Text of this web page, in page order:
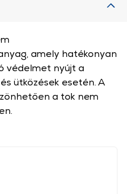
amely hatékonyan
védelmet nyújt a
ütközések esetén. A
a tok nem